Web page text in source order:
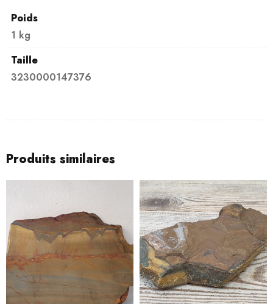
Poids
1 kg
Taille
3230000147376
Produits similaires